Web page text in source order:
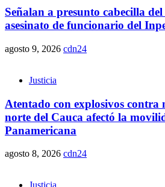
Señalan a presunto cabecilla
asesinato de funcionario del
agosto 9, 2026 cdn24
Justicia
Atentado con explosivos contra
norte del Cauca afectó la
Panamericana
agosto 8, 2026 cdn24